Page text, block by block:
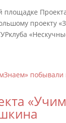
площадке
проекту